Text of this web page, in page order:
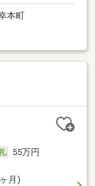
本町
55万円
月)